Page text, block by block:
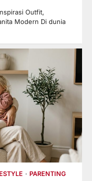
Outfit,
Modern Di dunia
PARENTING